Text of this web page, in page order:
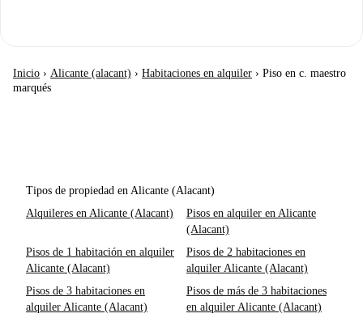
Inicio › Alicante (alacant) › Habitaciones en alquiler › Piso en c. maestro
marqués
Tipos de propiedad en Alicante (Alacant)
Alquileres en Alicante (Alacant)
Pisos en alquiler en Alicante
(Alacant)
Pisos de 1 habitación en alquiler
Alicante (Alacant)
Pisos de 2 habitaciones en
alquiler Alicante (Alacant)
Pisos de 3 habitaciones en
alquiler Alicante (Alacant)
Pisos de más de 3 habitaciones
en alquiler Alicante (Alacant)